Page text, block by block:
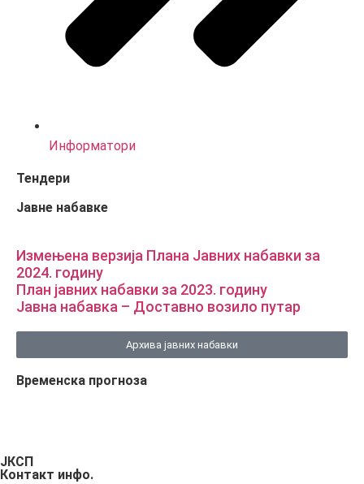
Информатори
Тендери
Јавне набавке
Измењенa верзијa Плана Јавних набавки за
2024. годину
План јавних набавки за 2023. годину
Јавна набавка – Доставно возило путар
Архива јавних набавки
Временска прогноза
ЈКСП
Контакт инфо.